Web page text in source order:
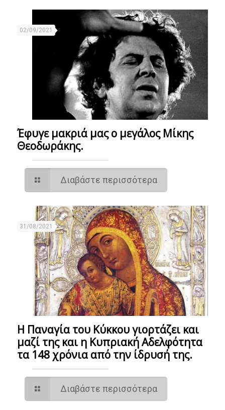
02/09/2021
Έφυγε μακριά μας ο μεγάλος Μίκης
Θεοδωράκης.
Διαβάστε περισσότερα
31/08/2021
Η Παναγία του Κύκκου γιορτάζει και
μαζί της και η Κυπριακή Αδελφότητα
τα 148 χρόνια από την ίδρυσή της.
Διαβάστε περισσότερα